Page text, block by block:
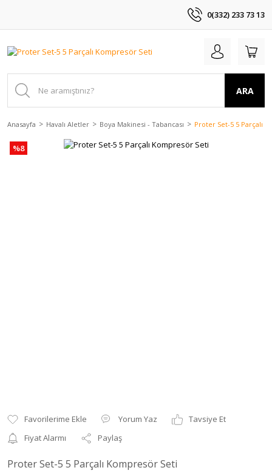
0(332) 233 73 13
ARA
Anasayfa Havalı Aletler Boya Makinesi - Tabancası Proter Set-5 5 Parçalı
%8
Yorum Yaz
Tavsiye Et
Fiyat Alarmı
Paylaş
Proter Set-5 5 Parçalı Kompresör Seti